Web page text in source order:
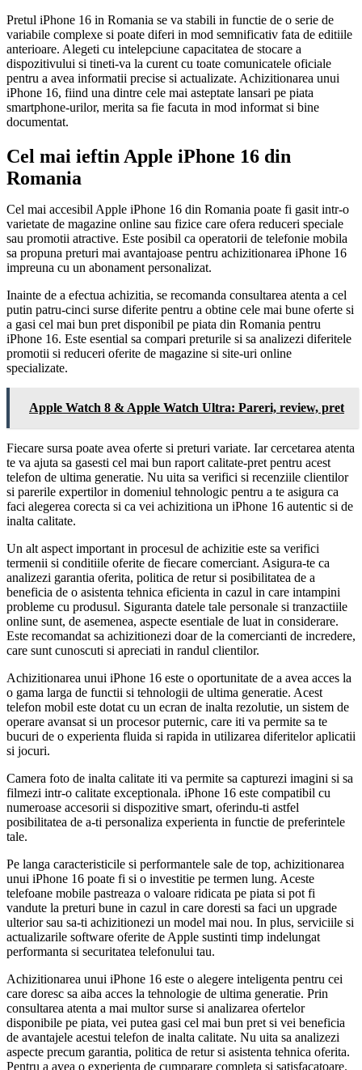
Pretul iPhone 16 in Romania se va stabili in functie de o serie de
variabile complexe si poate diferi in mod semnificativ fata de editiile
anterioare. Alegeti cu intelepciune capacitatea de stocare a
dispozitivului si tineti-va la curent cu toate comunicatele oficiale
pentru a avea informatii precise si actualizate. Achizitionarea unui
iPhone 16, fiind una dintre cele mai asteptate lansari pe piata
smartphone-urilor, merita sa fie facuta in mod informat si bine
documentat.
Cel mai ieftin Apple iPhone 16 din
Romania
Cel mai accesibil Apple iPhone 16 din Romania poate fi gasit intr-o
varietate de magazine online sau fizice care ofera reduceri speciale
sau promotii atractive. Este posibil ca operatorii de telefonie mobila
sa propuna preturi mai avantajoase pentru achizitionarea iPhone 16
impreuna cu un abonament personalizat.
Inainte de a efectua achizitia, se recomanda consultarea atenta a cel
putin patru-cinci surse diferite pentru a obtine cele mai bune oferte si
a gasi cel mai bun pret disponibil pe piata din Romania pentru
iPhone 16. Este esential sa compari preturile si sa analizezi diferitele
promotii si reduceri oferite de magazine si site-uri online
specializate.
Apple Watch 8 & Apple Watch Ultra: Pareri, review, pret
Fiecare sursa poate avea oferte si preturi variate. Iar cercetarea atenta
te va ajuta sa gasesti cel mai bun raport calitate-pret pentru acest
telefon de ultima generatie. Nu uita sa verifici si recenziile clientilor
si parerile expertilor in domeniul tehnologic pentru a te asigura ca
faci alegerea corecta si ca vei achizitiona un iPhone 16 autentic si de
inalta calitate.
Un alt aspect important in procesul de achizitie este sa verifici
termenii si conditiile oferite de fiecare comerciant. Asigura-te ca
analizezi garantia oferita, politica de retur si posibilitatea de a
beneficia de o asistenta tehnica eficienta in cazul in care intampini
probleme cu produsul. Siguranta datele tale personale si tranzactiile
online sunt, de asemenea, aspecte esentiale de luat in considerare.
Este recomandat sa achizitionezi doar de la comercianti de incredere,
care sunt cunoscuti si apreciati in randul clientilor.
Achizitionarea unui iPhone 16 este o oportunitate de a avea acces la
o gama larga de functii si tehnologii de ultima generatie. Acest
telefon mobil este dotat cu un ecran de inalta rezolutie, un sistem de
operare avansat si un procesor puternic, care iti va permite sa te
bucuri de o experienta fluida si rapida in utilizarea diferitelor aplicatii
si jocuri.
Camera foto de inalta calitate iti va permite sa capturezi imagini si sa
filmezi intr-o calitate exceptionala. iPhone 16 este compatibil cu
numeroase accesorii si dispozitive smart, oferindu-ti astfel
posibilitatea de a-ti personaliza experienta in functie de preferintele
tale.
Pe langa caracteristicile si performantele sale de top, achizitionarea
unui iPhone 16 poate fi si o investitie pe termen lung. Aceste
telefoane mobile pastreaza o valoare ridicata pe piata si pot fi
vandute la preturi bune in cazul in care doresti sa faci un upgrade
ulterior sau sa-ti achizitionezi un model mai nou. In plus, serviciile si
actualizarile software oferite de Apple sustinti timp indelungat
performanta si securitatea telefonului tau.
Achizitionarea unui iPhone 16 este o alegere inteligenta pentru cei
care doresc sa aiba acces la tehnologie de ultima generatie. Prin
consultarea atenta a mai multor surse si analizarea ofertelor
disponibile pe piata, vei putea gasi cel mai bun pret si vei beneficia
de avantajele acestui telefon de inalta calitate. Nu uita sa analizezi
aspecte precum garantia, politica de retur si asistenta tehnica oferita.
Pentru a avea o experienta de cumparare completa si satisfacatoare.